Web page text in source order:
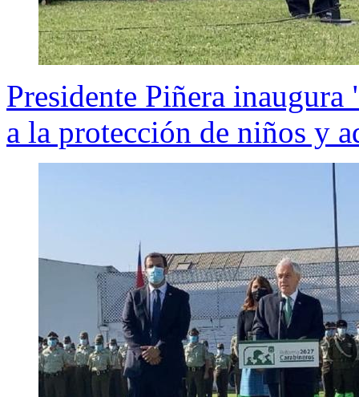
Presidente Piñera
a la protección de niños y